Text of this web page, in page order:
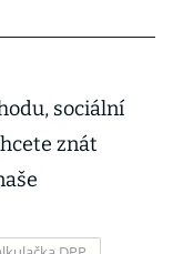
sociální
znát